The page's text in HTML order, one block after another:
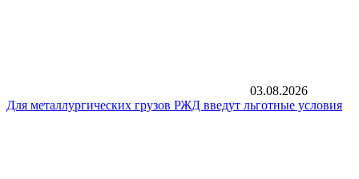
03.08.2026
Для металлургических грузов РЖД введут льготные условия